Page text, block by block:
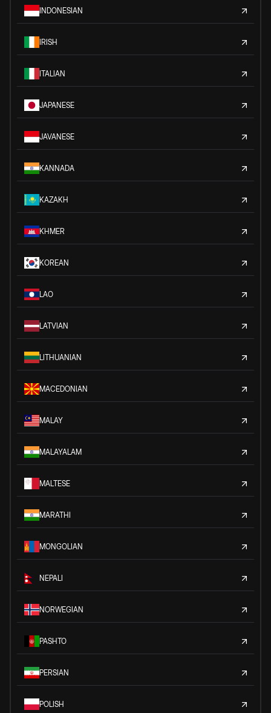
INDONESIAN
IRISH
ITALIAN
JAPANESE
JAVANESE
KANNADA
KAZAKH
KHMER
KOREAN
LAO
LATVIAN
LITHUANIAN
MACEDONIAN
MALAY
MALAYALAM
MALTESE
MARATHI
MONGOLIAN
NEPALI
NORWEGIAN
PASHTO
PERSIAN
POLISH